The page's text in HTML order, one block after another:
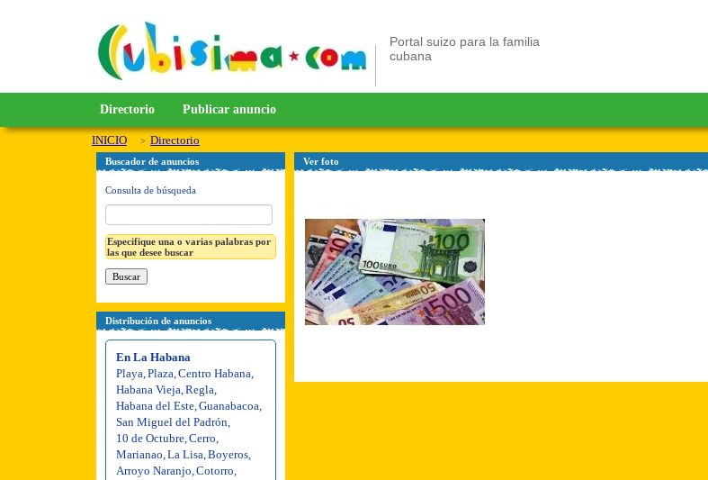
Portal suizo para la familia
cubana
Directorio Publicar anuncio
INICIO Directorio
Buscador de anuncios
Consulta de búsqueda
Especifique una o varias palabras por
las que desee buscar
Distribución de anuncios
En La Habana
Playa Plaza Centro Habana
Habana Vieja Regla
Habana del Este Guanabacoa
San Miguel del Padrón
10 de Octubre Cerro
Marianao La Lisa Boyeros
Arroyo Naranjo Cotorro
Ver foto